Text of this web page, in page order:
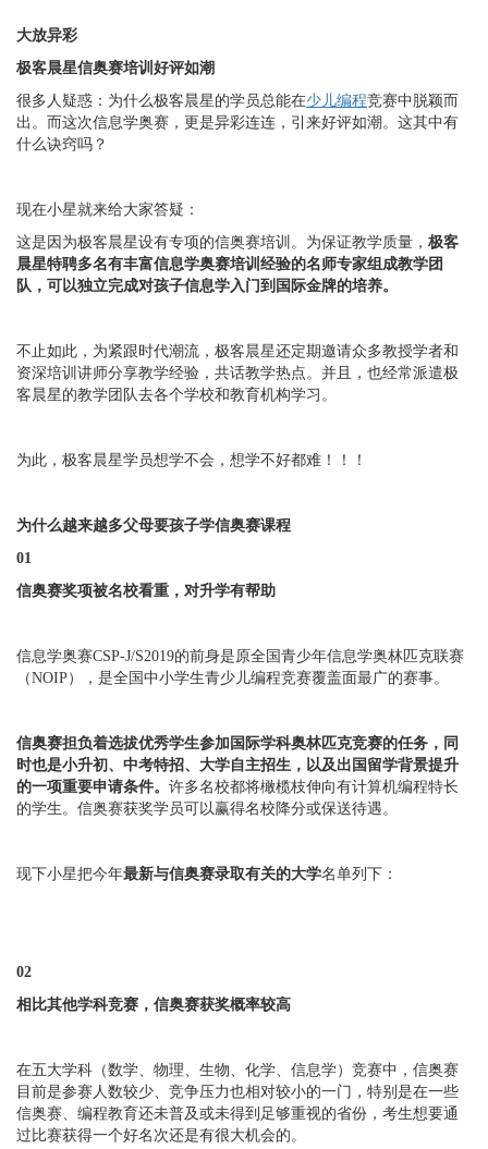
大放异彩
极客晨星信奥赛培训好评如潮
很多人疑惑：为什么极客晨星的学员总能在少儿编程竞赛中脱颖而
出。而这次信息学奥赛，更是异彩连连，引来好评如潮。这其中有
什么诀窍吗？
现在小星就来给大家答疑：
这是因为极客晨星设有专项的信奥赛培训。为保证教学质量， 极客
晨星特聘多名有丰富信息学奥赛培训经验的名师专家组成教学团
队，可以独立完成对孩子信息学入门到国际金牌的培养。
不止如此，为紧跟时代潮流，极客晨星还定期邀请众多教授学者和
资深培训讲师分享教学经验，共话教学热点。并且，也经常派遣极
客晨星的教学团队去各个学校和教育机构学习。
为此，极客晨星学员想学不会，想学不好都难！！！
为什么越来越多父母要孩子学信奥赛课程
01
信奥赛奖项被名校看重，对升学有帮助
信息学奥赛CSP-J/S2019的前身是原全国青少年信息学奥林匹克联赛
（NOIP），是全国中小学生青少儿编程竞赛覆盖面最广的赛事。
信奥赛担负着选拔优秀学生参加国际学科奥林匹克竞赛的任务，同
时也是小升初、中考特招、大学自主招生，以及出国留学背景提升
的一项重要申请条件。 许多名校都将橄榄枝伸向有计算机编程特长
的学生。信奥赛获奖学员可以赢得名校降分或保送待遇。
现下小星把今年最新与信奥赛录取有关的大学名单列下：
02
相比其他学科竞赛，信奥赛获奖概率较高
在五大学科（数学、物理、生物、化学、信息学）竞赛中，信奥赛
目前是参赛人数较少、竞争压力也相对较小的一门，特别是在一些
信奥赛、编程教育还未普及或未得到足够重视的省份，考生想要通
过比赛获得一个好名次还是有很大机会的。